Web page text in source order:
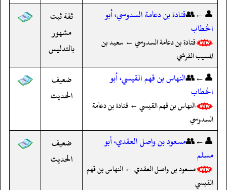
👤←👥قتادة بن دعامة السدوسي، أبو
الخطاب
قتادة بن دعامة السدوسي ← سعيد بن
المسيب القرشي
ثقة ثبت
مشهور
بالتدليس
👤←👥النهاس بن قهم القيسي، أبو
الخطاب
النهاس بن قهم القيسي ← قتادة بن دعامة
السدوسي
ضعيف
الحديث
👤←👥مسعود بن واصل العقدي، أبو
مسلم
مسعود بن واصل العقدي ← النهاس بن قهم
القيسي
ضعيف
الحديث